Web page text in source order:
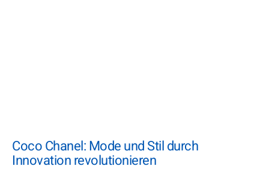
Coco Chanel: Mode und Stil durch
Innovation revolutionieren